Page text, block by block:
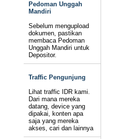
Pedoman Unggah
Mandiri
Sebelum mengupload
dokumen, pastikan
membaca Pedoman
Unggah Mandiri untuk
Depositor.
Traffic Pengunjung
Lihat traffic IDR kami.
Dari mana mereka
datang, device yang
dipakai, konten apa
saja yang mereka
akses, cari dan lainnya